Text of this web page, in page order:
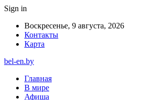
Sign in
Воскресенье, 9 августа, 2026
Контакты
Карта
bel-en.by
Главная
В мире
Афиша